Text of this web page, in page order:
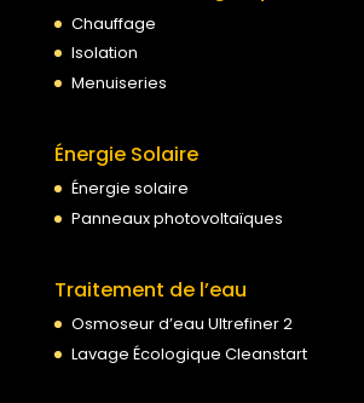
Chauffage
Isolation
Menuiseries
Énergie Solaire
Énergie solaire
Panneaux photovoltaïques
Traitement de l’eau
Osmoseur d’eau Ultrefiner 2
Lavage Écologique Cleanstart